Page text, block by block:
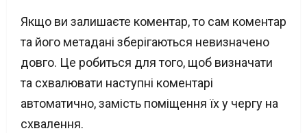
Якщо ви залишаєте коментар, то сам коментар
та його метадані зберігаються невизначено
довго. Це робиться для того, щоб визначати
та схвалювати наступні коментарі
автоматично, замість поміщення їх у чергу на
схвалення.